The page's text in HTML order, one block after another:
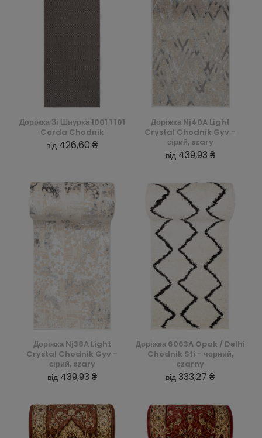
Доріжка Зі Шнурка 1001 1 101
Corda Chodnik
від 426,60 ₴
Доріжка Nj40A Light
Crystal Chodnik Gyv -
сірий, szary
від 439,93 ₴
Доріжка Nj38A Light
Crystal Chodnik Gyv -
сірий, szary
від 439,93 ₴
Доріжка 6063A Opak / Delhi
Chodnik Sfi - чорний,
czarny
від 333,27 ₴